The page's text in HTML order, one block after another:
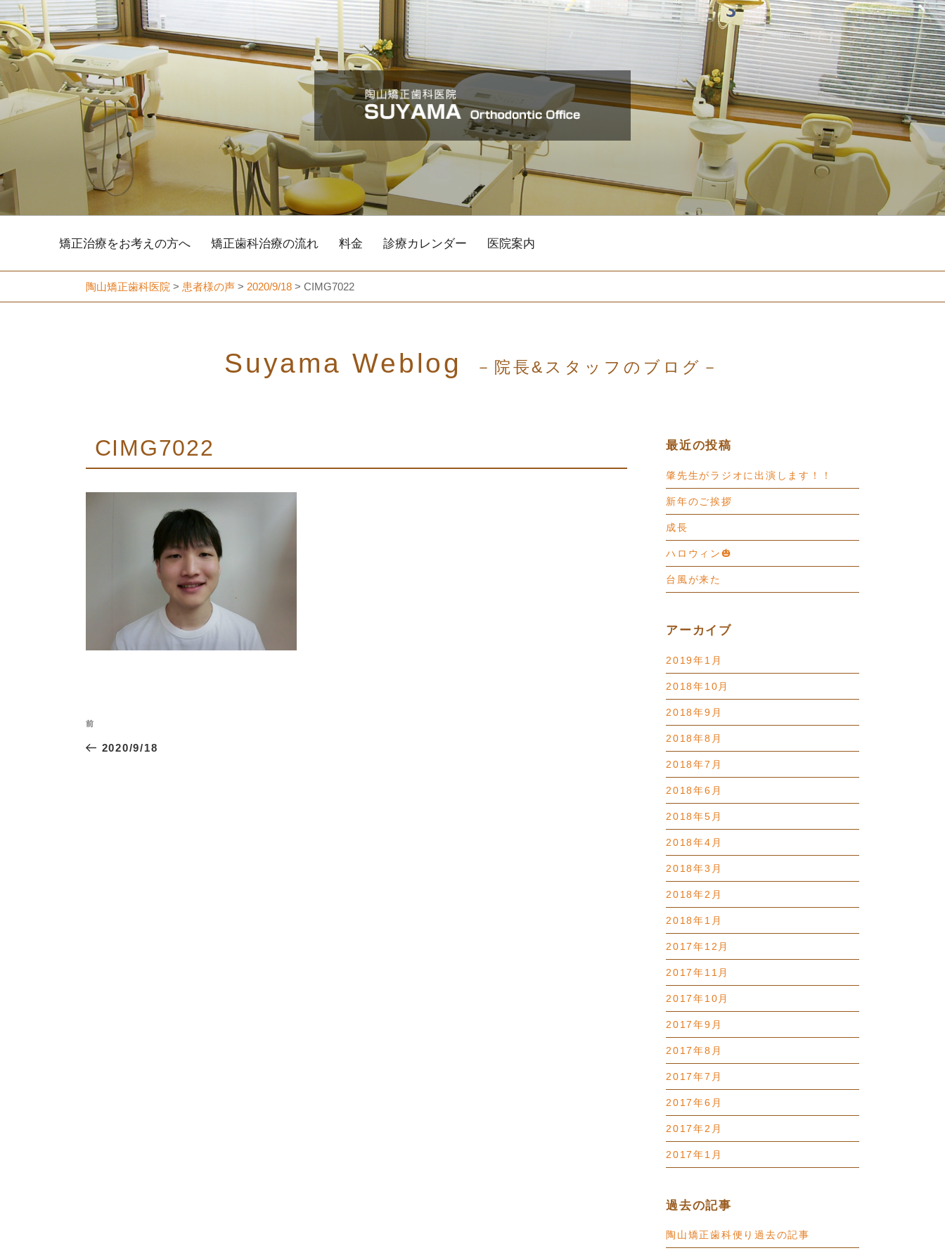
コ
ン
テ
ン
ツ
へ
ス
プ
矯正治療をお考えの方へ 矯正歯科治療の流れ 料金 診療カレンダー 医院案内
陶山矯正歯科医院 > 患者様の声 > 2020/9/18 > CIMG7022
Suyama Weblog －院長&スタッフのブログ－
CIMG7022
投
稿
過
去
前
2020/9/18
最近の投稿
肇先生がラジオに出演します！！
新年のご挨拶
成長
ハロウィン🎃
台風が来た
アーカイブ
2019年1月
2018年10月
2018年9月
2018年8月
2018年7月
2018年6月
2018年5月
2018年4月
2018年3月
2018年2月
2018年1月
2017年12月
2017年11月
2017年10月
2017年9月
2017年8月
2017年7月
2017年6月
2017年2月
2017年1月
過去の記事
陶山矯正歯科便り過去の記事